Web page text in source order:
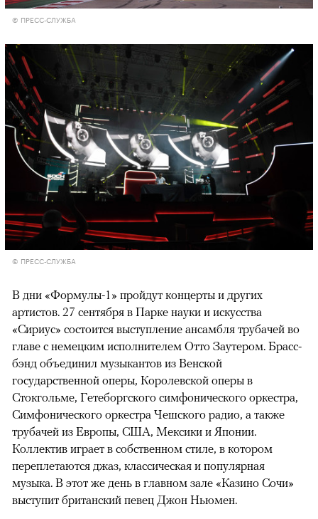
© ПРЕСС-СЛУЖБА
© ПРЕСС-СЛУЖБА
00:00 / 00:00
В дни «Формулы-1» пройдут концерты и других
артистов. 27 сентября в Парке науки и искусства
«Сириус» состоится выступление ансамбля трубачей во
главе с немецким исполнителем Отто Заутером. Брасс-
бэнд объединил музыкантов из Венской
государственной оперы, Королевской оперы в
Стокгольме, Гетеборгского симфонического оркестра,
Симфонического оркестра Чешского радио, а также
трубачей из Европы, США, Мексики и Японии.
Коллектив играет в собственном стиле, в котором
переплетаются джаз, классическая и популярная
музыка. В этот же день в главном зале «Казино Сочи»
выступит британский певец Джон Ньюмен.